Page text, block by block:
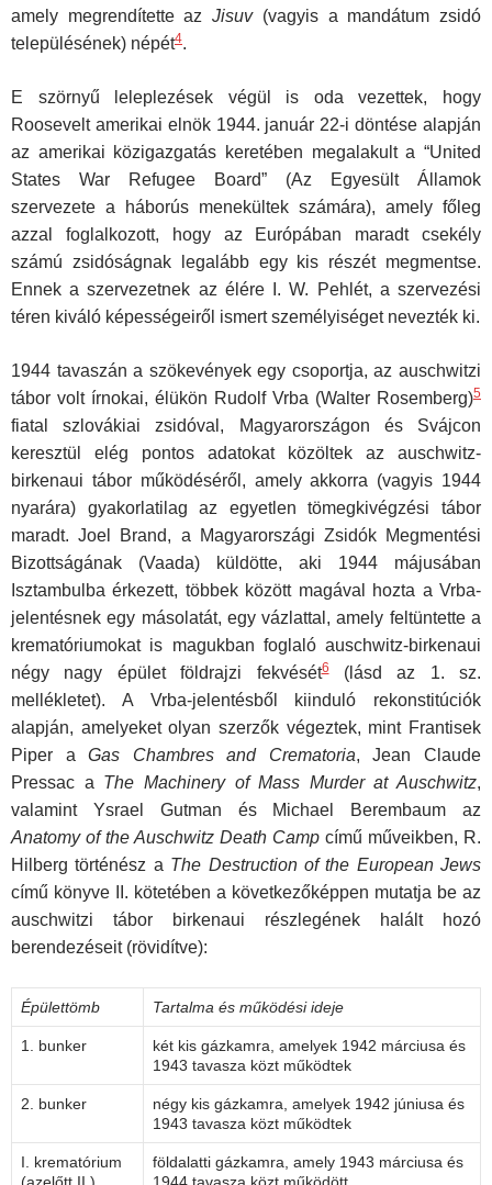
amely megrendítette azJisuv(vagyis a mandátum zsidó
településének) népét4.
E szörnyű leleplezések végül is oda vezettek, hogy
Roosevelt amerikai elnök 1944. január 22-i döntése alapján
az amerikai közigazgatás keretében megalakult a “United
States War Refugee Board” (Az Egyesült Államok
szervezete a háborús menekültek számára), amely főleg
azzal foglalkozott, hogy az Európában maradt csekély
számú zsidóságnak legalább egy kis részét megmentse.
Ennek a szervezetnek az élére I. W. Pehlét, a szervezési
téren kiváló képességeiről ismert személyiséget nevezték ki.
1944 tavaszán a szökevények egy csoportja, az auschwitzi
tábor volt írnokai, élükön Rudolf Vrba (Walter Rosemberg)5
fiatal szlovákiai zsidóval, Magyarországon és Svájcon
keresztül elég pontos adatokat közöltek az auschwitz-
birkenaui tábor működéséről, amely akkorra (vagyis 1944
nyarára) gyakorlatilag az egyetlen tömegkivégzési tábor
maradt. Joel Brand, a Magyarországi Zsidók Megmentési
Bizottságának (Vaada) küldötte, aki 1944 májusában
Isztambulba érkezett, többek között magával hozta a Vrba-
jelentésnek egy másolatát, egy vázlattal, amely feltüntette a
krematóriumokat is magukban foglaló auschwitz-birkenaui
négy nagy épület földrajzi fekvését6(lásd az 1. sz.
mellékletet). A Vrba-jelentésből kiinduló rekonstitúciók
alapján, amelyeket olyan szerzők végeztek, mint Frantisek
Piper aGas Chambres and Crematoria, Jean Claude
Pressac a The Machinery of Mass Murder at Auschwitz,
valamint Ysrael Gutman és Michael Berembaum az
Anatomy of the Auschwitz Death Camp című műveikben, R.
Hilberg történész a The Destruction of the European Jews
című könyve II. kötetében a következőképpen mutatja be az
auschwitzi tábor birkenaui részlegének halált hozó
berendezéseit (rövidítve):
Épülettömb Tartalma és működési ideje
1. bunker
két kis gázkamra, amelyek 1942 márciusa és
1943 tavasza közt működtek
2. bunker
négy kis gázkamra, amelyek 1942 júniusa és
1943 tavasza közt működtek
I. krematórium
földalatti gázkamra, amely 1943 márciusa és